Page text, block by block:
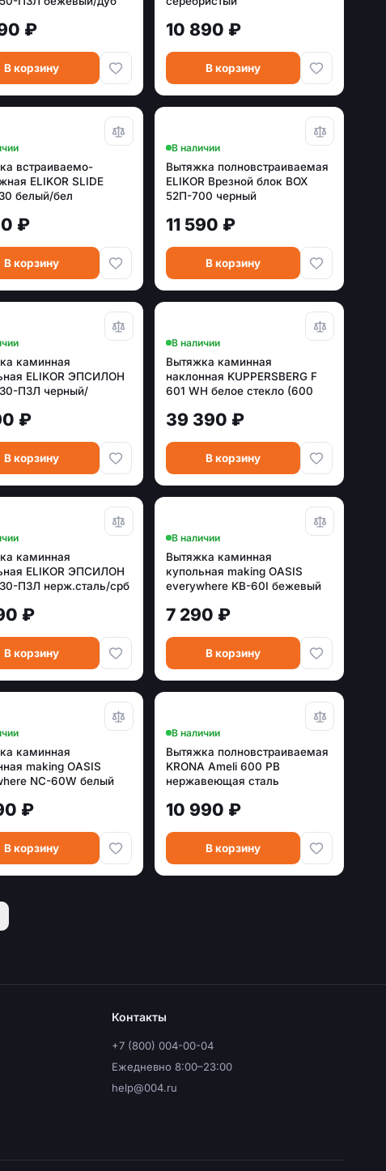
₽
В корзину
10 890 ₽
В корзину
встраиваемо-
ELIKOR SLIDE
белый/бел
₽
В корзину
В наличии
Вытяжка полновстраиваемая
ELIKOR Врезной блок BOX
52П-700 черный
11 590 ₽
В корзину
каминная
ELIKOR ЭПСИЛОН
П3Л черный/
₽
В корзину
В наличии
Вытяжка каминная
наклонная KUPPERSBERG F
601 WH белое стекло (600
39 390 ₽
В корзину
каминная
ELIKOR ЭПСИЛОН
П3Л нерж.сталь/срб
₽
В корзину
В наличии
Вытяжка каминная
купольная making OASIS
everywhere KB-60I бежевый
7 290 ₽
В корзину
каминная
making OASIS
NC-60W белый
₽
В корзину
В наличии
Вытяжка полновстраиваемая
KRONA Ameli 600 PB
нержавеющая сталь
10 990 ₽
В корзину
Контакты
+7 (800) 004-00-04
Ежедневно 8:00–23:00
help@004.ru